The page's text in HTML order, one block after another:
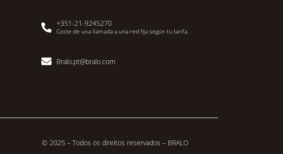
 +351-21-9245270
Coste de una llamada a una red fija según tu tarifa.
 Bralo.pt@bralo.com
© 2025 – Todos os direitos reservados – BRALO